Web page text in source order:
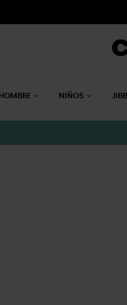
HOMBRE NIÑOS